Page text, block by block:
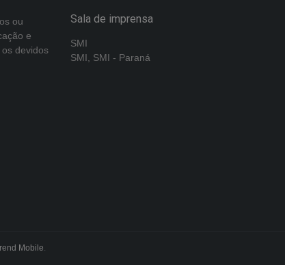
ou
e
devidos
Sala de imprensa
SMI
SMI, SMI - Paraná
Mobile.